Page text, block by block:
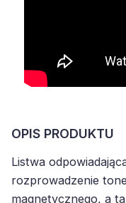
OPIS PRODUKTU
Listwa
rozprowadzenie
magnetycznego, a